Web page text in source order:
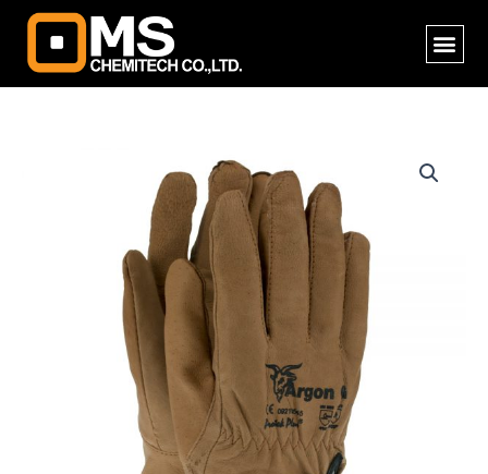
Skip
content